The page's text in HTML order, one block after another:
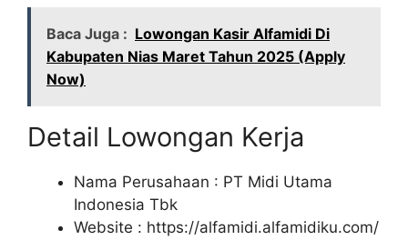
Baca Juga : Lowongan Kasir Alfamidi Di
Kabupaten Nias Maret Tahun 2025 (Apply
Now)
Detail Lowongan Kerja
Nama Perusahaan : PT Midi Utama
Indonesia Tbk
Website : https://alfamidi.alfamidiku.com/